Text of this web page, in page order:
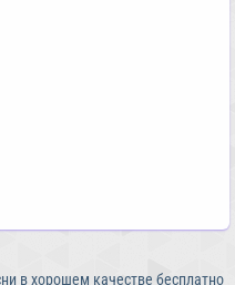
в хорошем качестве бесплатно